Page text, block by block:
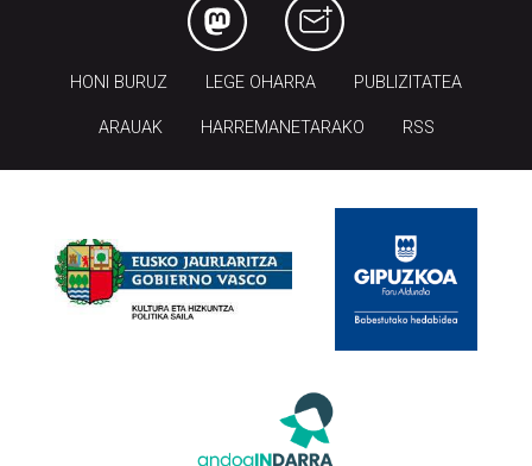
HONI BURUZ LEGE OHARRA PUBLIZITATEA
ARAUAK HARREMANETARAKO RSS